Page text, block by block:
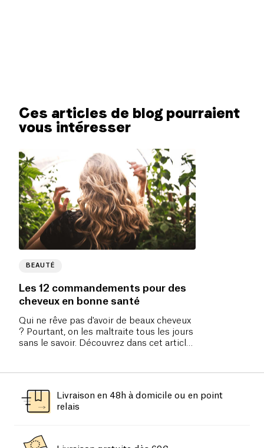
Ces articles de blog pourraient
vous intéresser
BEAUTÉ
Les 12 commandements pour des
cheveux en bonne santé
Qui ne rêve pas d'avoir de beaux cheveux
? Pourtant, on les maltraite tous les jours
sans le savoir. Découvrez dans cet article
Livraison en 48h à domicile ou en point
relais